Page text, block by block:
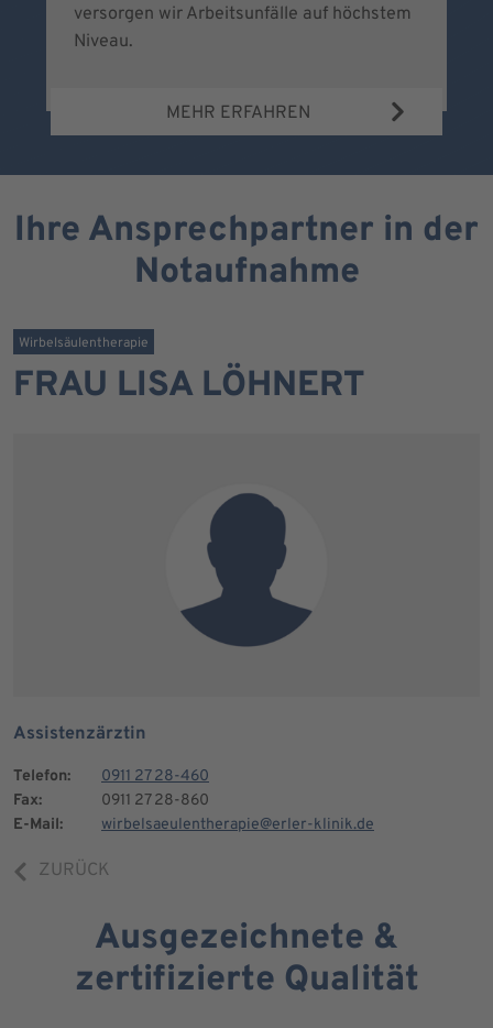
versorgen wir Arbeitsunfälle auf höchstem
Niveau.
MEHR ERFAHREN
Ihre Ansprechpartner in der
Notaufnahme
Wirbelsäulentherapie
FRAU LISA LÖHNERT
Assistenzärztin
Telefon:
0911 27 28-460
Fax:
0911 27 28-860
E-Mail:
wirbelsaeulentherapie@erler-klinik.de
ZURÜCK
Ausgezeichnete &
zertifizierte Qualität